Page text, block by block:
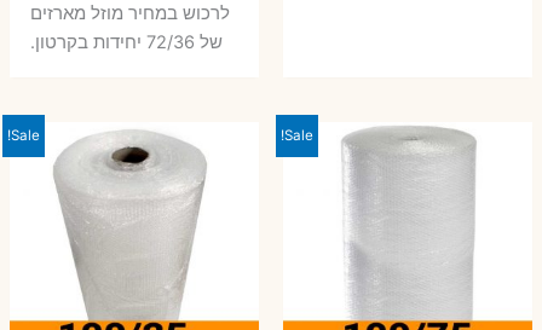
לרכוש במחיר מוזל מארזים
של 72/36 יחידות בקרטון.
Sale!
Sale!